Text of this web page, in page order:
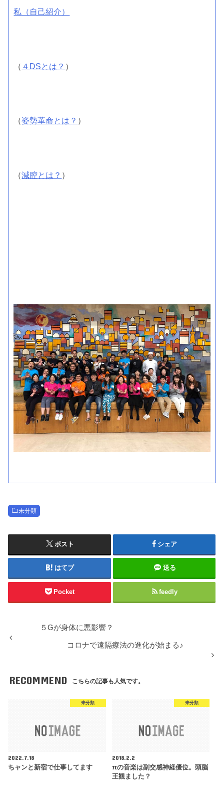
私（自己紹介）
（ ４DSとは？ ）
（姿勢革命とは？ ）
（減腔とは？ ）
未分類
ポスト シェア
はてブ 送る
Pocket feedly
５Gが身体に悪影響？
コロナで遠隔療法の進化が始まる♪
RECOMMEND こちらの記事も人気です。
未分類
2022.7.18
ちャンと新宿で仕事してます
未分類
2018.2.2
πの音楽は副交感神経優位。頭脳
王観ました？